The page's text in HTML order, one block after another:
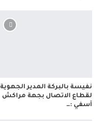
نفيسة بالبركة المدير الجهوية
لقطاع الاتصال بجهة مراكش
آسفي :…